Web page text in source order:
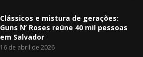
Clássicos e mistura de gerações:
Guns N’ Roses reúne 40 mil pessoas
em Salvador
16 de abril de 2026